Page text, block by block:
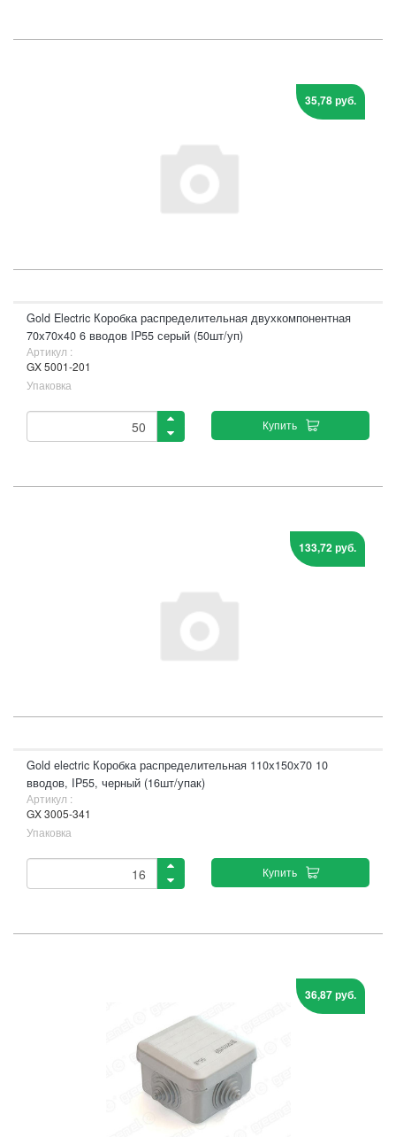
35,78 руб.
Gold Electric Коробка распределительная двухкомпонентная
70х70х40 6 вводов IP55 серый (50шт/уп)
Артикул :
GX 5001-201
Упаковка
Купить
133,72 руб.
Gold electric Коробка распределительная 110х150х70 10
вводов, IP55, черный (16шт/упак)
Артикул :
GX 3005-341
Упаковка
Купить
36,87 руб.